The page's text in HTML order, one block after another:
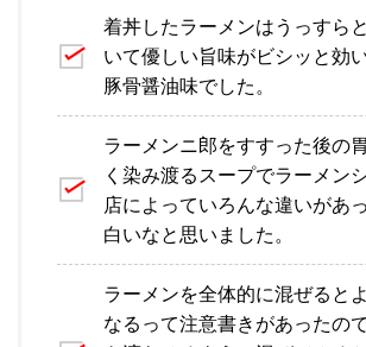
着丼したラーメンはうっすら
いて優しい旨味がビシッと効
豚骨醤油味でした。
ラーメンニ郎をすすった後の
く染み渡るスープでラーメン
店によっていろんな違いがあ
白いなと思いました。
ラーメンを全体的に混ぜると
なるって注意書きがあったの